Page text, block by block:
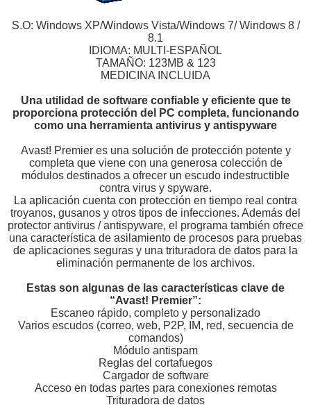
S.O: Windows XP/Windows Vista/Windows 7/ Windows 8 /
8.1
IDIOMA: MULTI-ESPAÑOL
TAMAÑO: 123MB & 123
MEDICINA INCLUIDA
Una utilidad de software confiable y eficiente que te
proporciona protección del PC completa, funcionando
como una herramienta antivirus y antispyware
Avast! Premier es una solución de protección potente y
completa que viene con una generosa colección de
módulos destinados a ofrecer un escudo indestructible
contra virus y spyware.
La aplicación cuenta con protección en tiempo real contra
troyanos, gusanos y otros tipos de infecciones. Además del
protector antivirus / antispyware, el programa también ofrece
una característica de asilamiento de procesos para pruebas
de aplicaciones seguras y una trituradora de datos para la
eliminación permanente de los archivos.
Estas son algunas de las características clave de
“Avast! Premier”:
Escaneo rápido, completo y personalizado
Varios escudos (correo, web, P2P, IM, red, secuencia de
comandos)
Módulo antispam
Reglas del cortafuegos
Cargador de software
Acceso en todas partes para conexiones remotas
Trituradora de datos